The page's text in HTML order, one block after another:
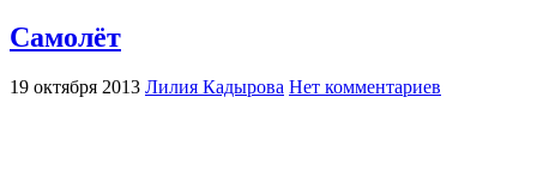
Самолёт
19 октября 2013 Лилия Кадырова Нет комментариев